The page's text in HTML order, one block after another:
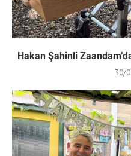
Hakan Şahinli
30/